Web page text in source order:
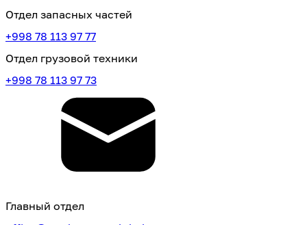
Отдел запасных частей
+998 78 113 97 77
Отдел грузовой техники
+998 78 113 97 73
Главный отдел